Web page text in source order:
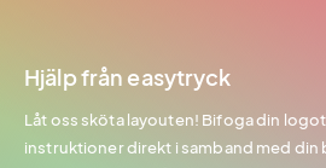
Hjälp från easytryck
Låt oss sköta layouten! Bifoga din
instruktioner direkt i samband med din